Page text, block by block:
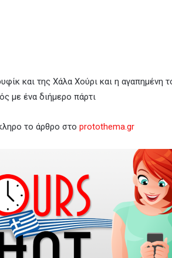
και της Χάλα Χούρι και η αγαπημένη
με ένα διήμερο πάρτι
το άρθρο στο protothema.gr